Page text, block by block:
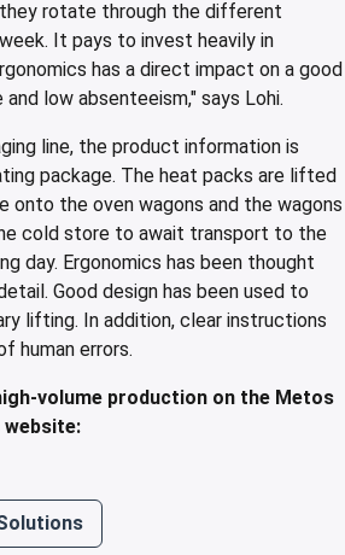
rotate through the different
It pays to invest heavily in
has a direct impact on a good
low absenteeism," says Lohi.
line, the product information is
package. The heat packs are lifted
onto the oven wagons and the wagons
cold store to await transport to the
day. Ergonomics has been thought
Good design has been used to
lifting. In addition, clear instructions
human errors.
volume production on the Metos